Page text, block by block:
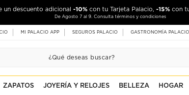
un descuento adicional -10% con tu Tarjeta Palacio, -15% con
De Agosto 7 al 9. Consulta términos y condiciones
MI PALACIO APP SEGUROS PALACIO GASTRONOMÍA PALACIO
ZAPATOS JOYERÍA Y RELOJES BELLEZA HOGAR